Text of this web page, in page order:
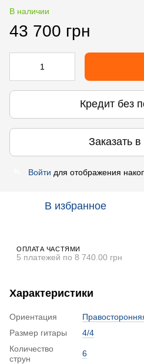
В наличии
43 700 грн
Кредит без
Заказать в
Войти для отображения
В избранное
ОПЛАТА ЧАСТЯМИ
5 платежей по 8 740.00 грн
Характеристики
Ориентация
Размер гитары
4/4
Количество
струн
6